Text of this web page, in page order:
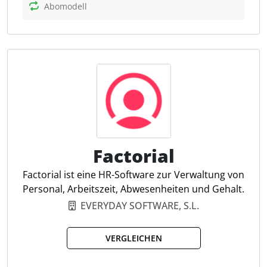
Fachleuten austauschen. Personio bietet Ihnen als
HR-Prozesse zu optimieren und so mehr Zeit für
strategische Aufgaben zu verwenden.
Digitale Personalakte
On-/ Offboarding
Whistleblowing
Abomodell
Factorial
Factorial ist eine HR-Software zur Verwaltung von
Personal, Arbeitszeit, Abwesenheiten und Gehalt.
EVERYDAY SOFTWARE, S.L.
VERGLEICHEN